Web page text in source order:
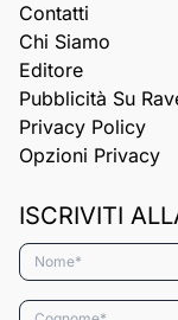
Contatti
Chi Siamo
Editore
Pubblicità Su
Privacy Policy
Opzioni Privacy
ISCRIVITI
Nome*
Cognome*